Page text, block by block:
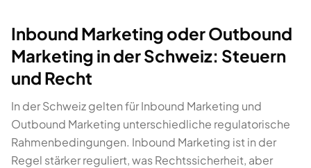
Inbound Marketing oder Outbound
Marketing in der Schweiz: Steuern
und Recht
In der Schweiz gelten für Inbound Marketing und
Outbound Marketing unterschiedliche regulatorische
Rahmenbedingungen. Inbound Marketing ist in der
Regel stärker reguliert, was Rechtssicherheit, aber